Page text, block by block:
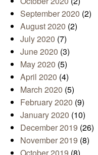
September 2020 (2)
August 2020 (2)
July 2020 (7)
June 2020 (3)
May 2020 (5)
April 2020 (4)
March 2020 (5)
February 2020 (9)
January 2020 (10)
December 2019 (26)
November 2019 (8)
October 2019 (8)